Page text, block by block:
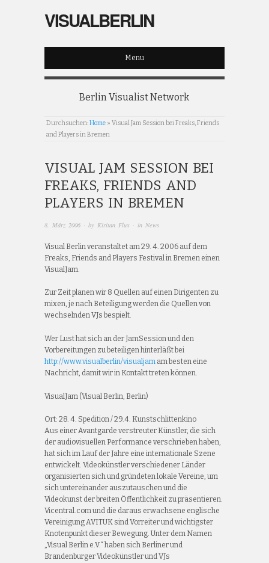
VISUALBERLIN
Menu
Berlin Visualist Network
Durchsuchen:Home » Visual Jam Session bei Freaks, Friends
and Players in Bremen
VISUAL JAM SESSION BEI
FREAKS, FRIENDS AND
PLAYERS IN BREMEN
8. März 2006 · by Kiritan Flux · in News
Visual Berlin veranstaltet am 29. 4. 2006 auf dem
Freaks, Friends and Players Festival in Bremen einen
VisualJam.
Zur Zeit planen wir 8 Quellen auf einen Dirigenten zu
mixen, je nach Beteiligung werden die Quellen von
wechselnden VJs bespielt.
Wer Lust hat sich an der JamSession und den
Vorbereitungen zu beteiligen hinterläßt bei
http://www.visualberlin/visualjam am besten eine
Nachricht, damit wir in Kontakt treten können.
VisualJam (Visual Berlin, Berlin)
Ort: 28. 4. Spedition / 29.4. Kunstschlittenkino
Aus einer Avantgarde verstreuter Künstler, die sich
der audiovisuellen Performance verschrieben haben,
hat sich im Lauf der Jahre eine internationale Szene
entwickelt. Videokünstler verschiedener Länder
organisierten sich und gründeten lokale Vereine, um
sich untereinander auszutauschen und die
Videokunst der breiten Öffentlichkeit zu präsentieren.
Vicentral.com und die daraus erwachsene englische
Vereinigung AVITUK sind Vorreiter und wichtigster
Knotenpunkt dieser Bewegung. Unter dem Namen
„Visual Berlin e.V.“ haben sich Berliner und
Brandenburger Videokünstler und VJs